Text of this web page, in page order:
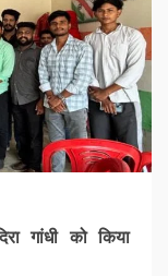
गांधी को किया